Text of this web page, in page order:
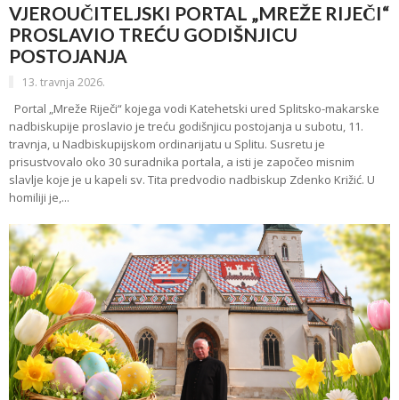
VJEROUČITELJSKI PORTAL „MREŽE RIJEČI“
PROSLAVIO TREĆU GODIŠNJICU
POSTOJANJA
13. travnja 2026.
Portal „Mreže Riječi“ kojega vodi Katehetski ured Splitsko-makarske
nadbiskupije proslavio je treću godišnjicu postojanja u subotu, 11.
travnja, u Nadbiskupijskom ordinarijatu u Splitu. Susretu je
prisustvovalo oko 30 suradnika portala, a isti je započeo misnim
slavlje koje je u kapeli sv. Tita predvodio nadbiskup Zdenko Križić. U
homiliji je,...